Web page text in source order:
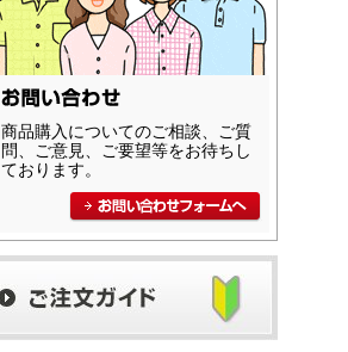
商品購入についてのご相談、ご質
問、ご意見、ご要望等をお待ちし
ております。